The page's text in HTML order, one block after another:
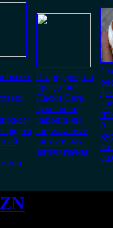
омлет
рядом
В преддверии
праздника
Пасхи Сеть
буквально
наводнили
видеозаписи,
на которых
запечатлены